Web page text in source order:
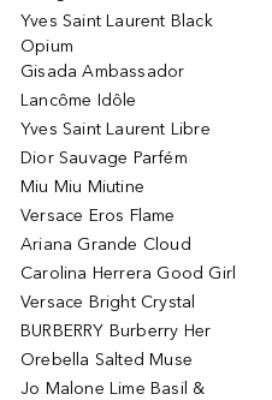
Yves Saint Laurent Black
Opium
Gisada Ambassador
Lancôme Idôle
Yves Saint Laurent Libre
Dior Sauvage Parfém
Miu Miu Miutine
Versace Eros Flame
Ariana Grande Cloud
Carolina Herrera Good Girl
Versace Bright Crystal
BURBERRY Burberry Her
Orebella Salted Muse
Jo Malone Lime Basil &